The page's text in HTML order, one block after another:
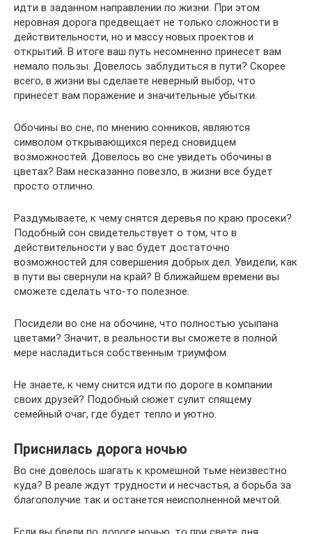
идти в заданном направлении по жизни. При этом
неровная дорога предвещает не только сложности в
действительности, но и массу новых проектов и
открытий. В итоге ваш путь несомненно принесет вам
немало пользы. Довелось заблудиться в пути? Скорее
всего, в жизни вы сделаете неверный выбор, что
принесет вам поражение и значительные убытки.
Обочины во сне, по мнению сонников, являются
символом открывающихся перед сновидцем
возможностей. Довелось во сне увидеть обочины в
цветах? Вам несказанно повезло, в жизни все будет
просто отлично.
Раздумываете, к чему снятся деревья по краю просеки?
Подобный сон свидетельствует о том, что в
действительности у вас будет достаточно
возможностей для совершения добрых дел. Увидели, как
в пути вы свернули на край? В ближайшем времени вы
сможете сделать что-то полезное.
Посидели во сне на обочине, что полностью усыпана
цветами? Значит, в реальности вы сможете в полной
мере насладиться собственным триумфом.
Не знаете, к чему снится идти по дороге в компании
своих друзей? Подобный сюжет сулит спящему
семейный очаг, где будет тепло и уютно.
Приснилась дорога ночью
Во сне довелось шагать к кромешной тьме неизвестно
куда? В реале ждут трудности и несчастья, а борьба за
благополучие так и останется неисполненной мечтой.